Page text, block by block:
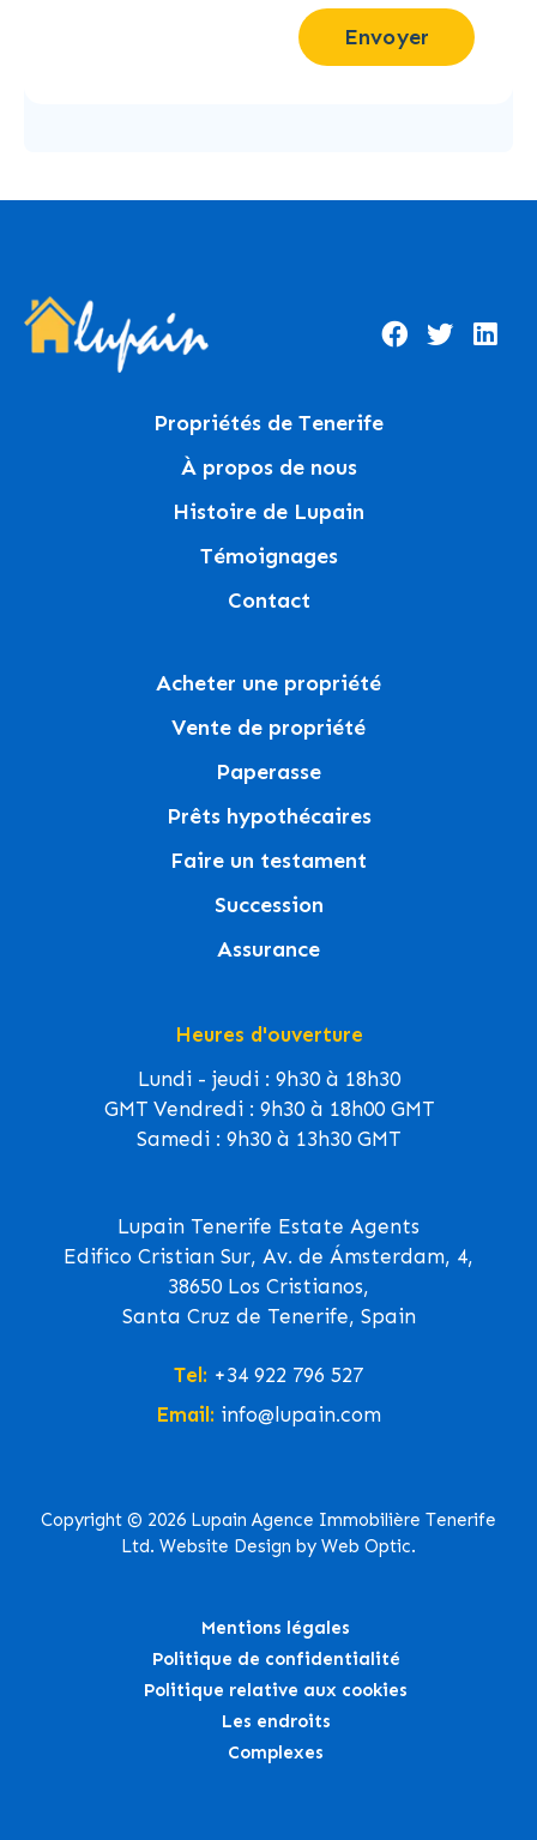
Envoyer
Propriétés de Tenerife
À propos de nous
Histoire de Lupain
Témoignages
Contact
Acheter une propriété
Vente de propriété
Paperasse
Prêts hypothécaires
Faire un testament
Succession
Assurance
Heures d'ouverture
Lundi - jeudi : 9h30 à 18h30
GMT Vendredi : 9h30 à 18h00 GMT
Samedi : 9h30 à 13h30 GMT
Lupain Tenerife Estate Agents
Edifico Cristian Sur, Av. de Ámsterdam, 4,
38650 Los Cristianos,
Santa Cruz de Tenerife, Spain
Tel: +34 922 796 527
Email: info@lupain.com
Copyright © 2026 Lupain Agence Immobilière Tenerife
Ltd. Website Design by Web Optic.
Mentions légales
Politique de confidentialité
Politique relative aux cookies
Les endroits
Complexes